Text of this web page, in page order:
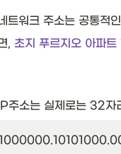
트워크 주소는 공통적
, 초지 푸르지오 아파
주소는 실제로는 32